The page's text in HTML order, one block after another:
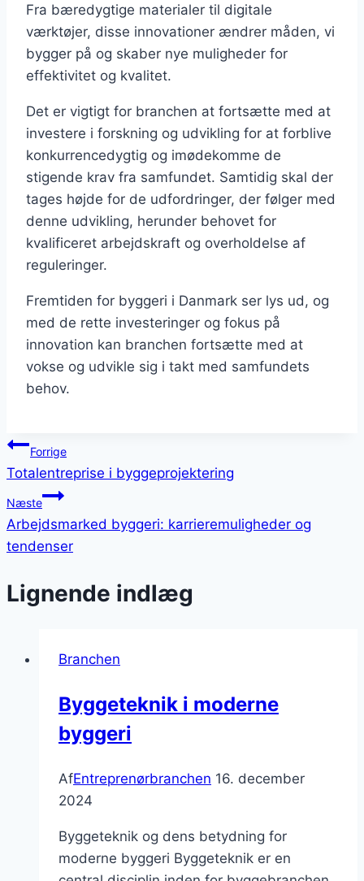
Fra bæredygtige materialer til digitale
værktøjer, disse innovationer ændrer måden, vi
bygger på og skaber nye muligheder for
effektivitet og kvalitet.
Det er vigtigt for branchen at fortsætte med at
investere i forskning og udvikling for at forblive
konkurrencedygtig og imødekomme de
stigende krav fra samfundet. Samtidig skal der
tages højde for de udfordringer, der følger med
denne udvikling, herunder behovet for
kvalificeret arbejdskraft og overholdelse af
reguleringer.
Fremtiden for byggeri i Danmark ser lys ud, og
med de rette investeringer og fokus på
innovation kan branchen fortsætte med at
vokse og udvikle sig i takt med samfundets
behov.
Indlægsnavigation
Forrige
Totalentreprise i byggeprojektering
Næste
Arbejdsmarked byggeri: karrieremuligheder og
tendenser
Lignende indlæg
Branchen
Byggeteknik i moderne
byggeri
AfEntreprenørbranchen 16. december
2024
Byggeteknik og dens betydning for
moderne byggeri Byggeteknik er en